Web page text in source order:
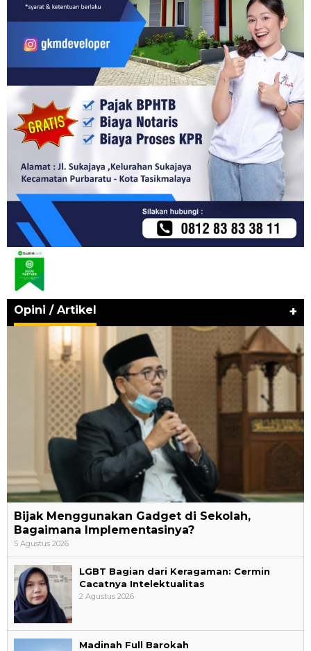
Opini / Artikel +
Bijak Menggunakan Gadget di Sekolah,
Bagaimana Implementasinya?
5 Agustus 2026
LGBT Bagian dari Keragaman: Cermin
Cacatnya Intelektualitas
2 Agustus 2026
Madinah Full Barokah